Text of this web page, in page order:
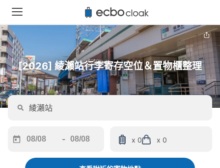
[2026] 綾瀨站行李寄存空位＆置物櫃整理
forward
-
backward
x 0 x 0